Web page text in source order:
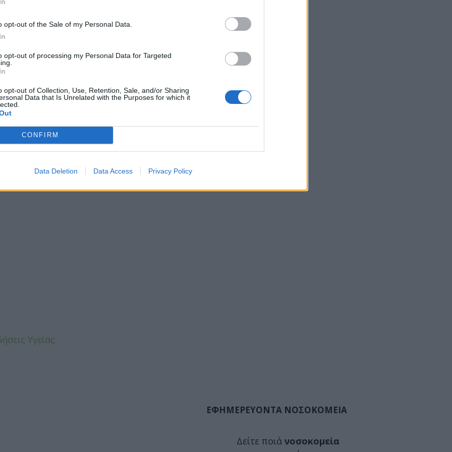
opt-out of the Sale of my Personal Data.
opt-out of processing my Personal Data for Targeted
opt-out of Collection, Use, Retention, Sale, and/or Sharing
Data that Is Unrelated with the Purposes for which it
CONFIRM
Data Deletion Data Access Privacy Policy
πολλή δουλειά. Την πρώτη φορά που
τρόμαξε από τους ήχους που άκουγε για
χρησιμοποιεί την νοηματική γλώσσα
και μουρμουρίζει όπως τα παιδιά που
να μιλά.
και Φαρμάκων έχει δώσει ήδη από το
σε ενήλικες και εφήβους των οποίων το
κατά την εγχείρηση αφαίρεσης μιας
Τώρα θα πρέπει να αποδειχθεί πόσο
καθώς η τοποθέτηση του ΑΒΙ απαιτεί
επέμβαση βαθειά στον εγκέφαλο υγιών
Υγείας
ΕΦΗΜΕΡΕΥΟΝΤΑ ΝΟΣΟΚΟΜΕΙΑ
Δείτε ποιά νοσοκομεία